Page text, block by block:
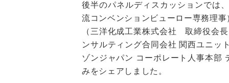
後半のパネルディスカッションでは
流コンベンションビューロー専務理
（三洋化成工業株式会社 取締役会
ンサルティング合同会社 関西ユニッ
ゾンジャパン コーポレート人事本部
みをシェアしました。